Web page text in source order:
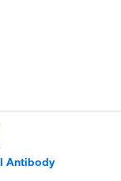
Antibody